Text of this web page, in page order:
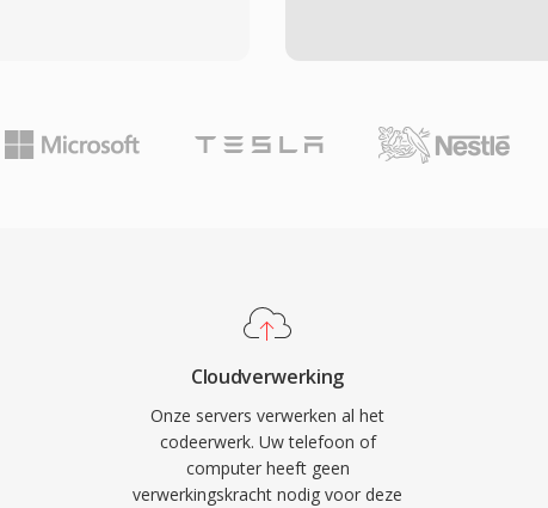
één
gebruikt in
netwerken met
de ingebouwde
die de
AMR ongeschikt is
(300-3400 Hz),
spraak onder
Cloudverwerking
Onze servers verwerken al het
codeerwerk. Uw telefoon of
computer heeft geen
verwerkingskracht nodig voor deze